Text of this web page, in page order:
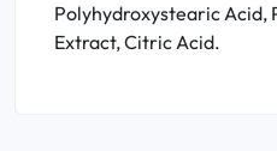
Polyhydroxystearic Acid,
Extract, Citric Acid.